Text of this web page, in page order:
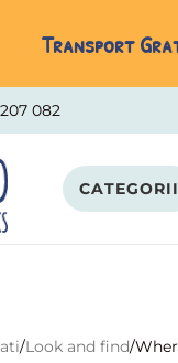
Transport
082
CATEGORII
Look and find